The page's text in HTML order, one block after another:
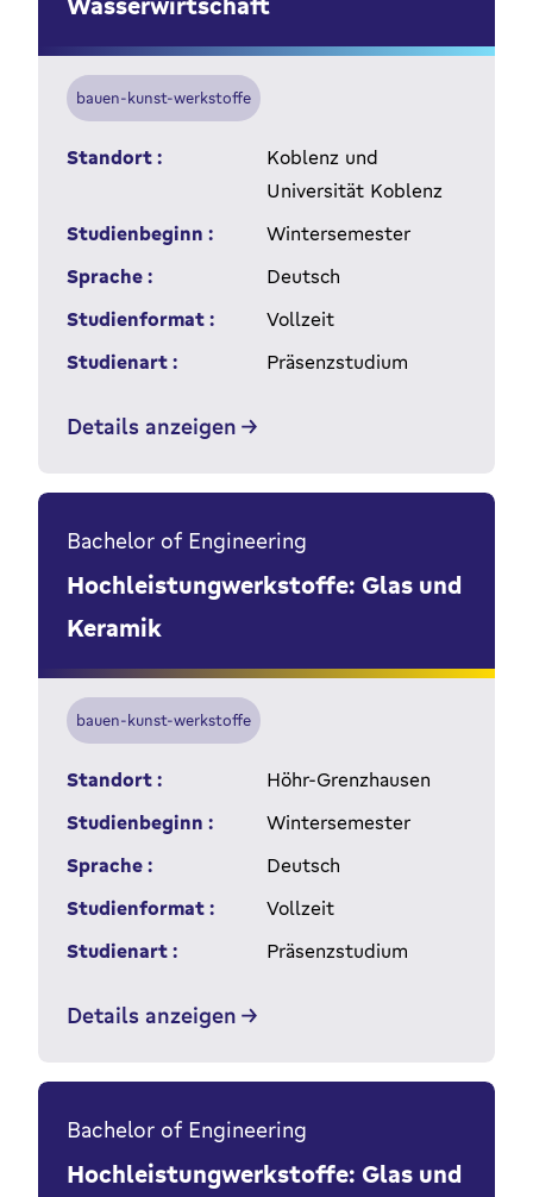
bauen-kunst-werkstoffe
Standort :
Koblenz und
Universität Koblenz
Studienbeginn :
Wintersemester
Sprache :
Deutsch
Studienformat :
Vollzeit
Studienart :
Präsenzstudium
Details anzeigen
Bachelor of Engineering
Hochleistungwerkstoffe: Glas und
Keramik
bauen-kunst-werkstoffe
Standort :
Höhr-Grenzhausen
Studienbeginn :
Wintersemester
Sprache :
Deutsch
Studienformat :
Vollzeit
Studienart :
Präsenzstudium
Details anzeigen
Bachelor of Engineering
Hochleistungwerkstoffe: Glas und